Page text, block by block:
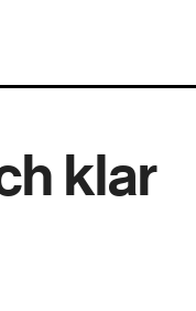
klar